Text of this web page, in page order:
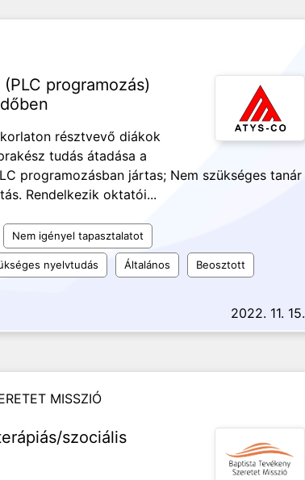
programozás)
résztvevő diákok
tudás átadása a
programozásban jártas; Nem szükséges tanár
Rendelkezik oktatói...
Nem igényel tapasztalatot
nyelvtudás Általános Beosztott
2022. 11. 15.
MISSZIÓ
szociális